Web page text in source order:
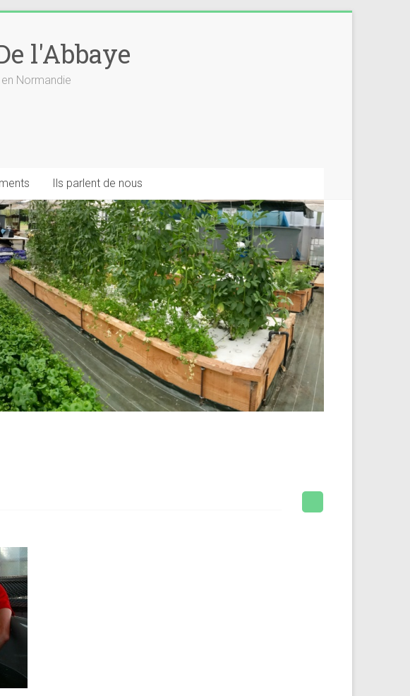
l'Abbaye
Normandie
Ils parlent de nous